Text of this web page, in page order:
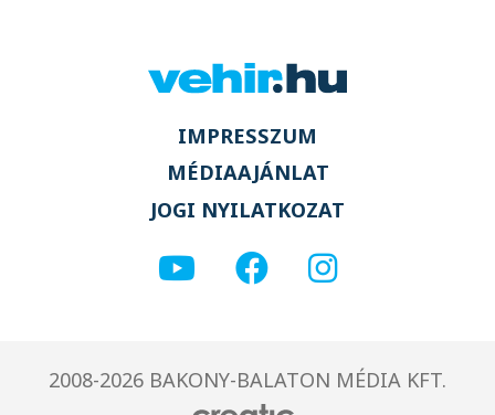
IMPRESSZUM
MÉDIAAJÁNLAT
JOGI NYILATKOZAT
2008-2026 BAKONY-BALATON MÉDIA KFT.